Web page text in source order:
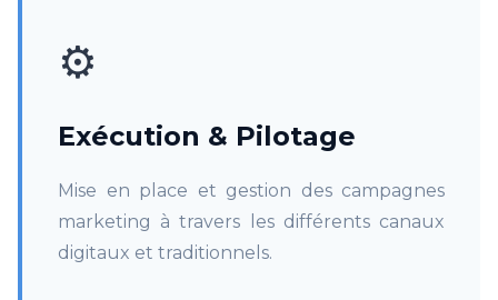
⚙️
Exécution & Pilotage
Mise en place et gestion des campagnes
marketing à travers les différents canaux
digitaux et traditionnels.